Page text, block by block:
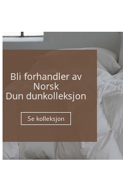
Bli forhandler av
Norsk
Dun dunkolleksjon
Se kolleksjon